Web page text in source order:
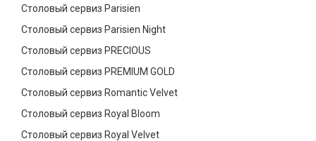
Столовый сервиз Parisien
Столовый сервиз Parisien Night
Столовый сервиз PRECIOUS
Столовый сервиз PREMIUM GOLD
Столовый сервиз Romantic Velvet
Столовый сервиз Royal Bloom
Столовый сервиз Royal Velvet